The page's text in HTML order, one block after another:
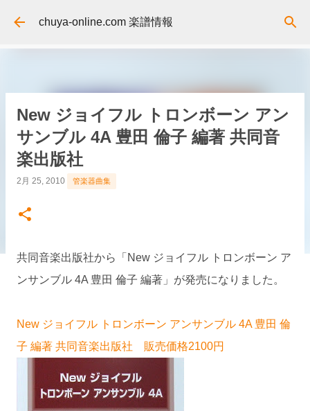
スキップしてメイン コンテンツに移動
chuya-online.com 楽譜情報
New ジョイフル トロンボーン アン
サンブル 4A 豊田 倫子 編著 共同音
楽出版社
2月 25, 2010 管楽器曲集
共同音楽出版社から「New ジョイフル トロンボーン ア
ンサンブル 4A 豊田 倫子 編著」が発売になりました。
New ジョイフル トロンボーン アンサンブル 4A 豊田 倫
子 編著 共同音楽出版社 販売価格2100円